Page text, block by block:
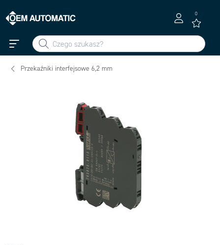
0
Przekaźniki interfejsowe 6,2 mm